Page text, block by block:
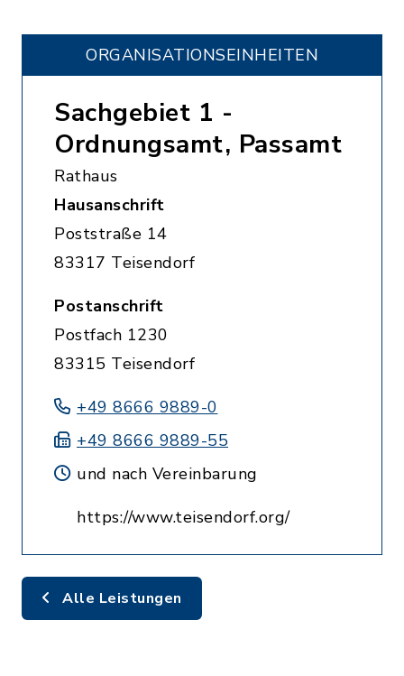
ORGANISATIONS­EINHEITEN
Sachgebiet 1 -
Ordnungsamt, Passamt
Rathaus
Hausanschrift
Poststraße 14
83317 Teisendorf
Postanschrift
Postfach 1230
83315 Teisendorf
+49 8666 9889-0
+49 8666 9889-55
und nach Vereinbarung
https://www.teisendorf.org/
Alle Leistungen